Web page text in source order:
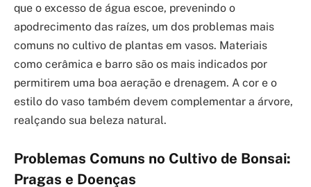
que o excesso de água escoe, prevenindo o
apodrecimento das raízes, um dos problemas mais
comuns no cultivo de plantas em vasos. Materiais
como cerâmica e barro são os mais indicados por
permitirem uma boa aeração e drenagem. A cor e o
estilo do vaso também devem complementar a árvore,
realçando sua beleza natural.
Problemas Comuns no Cultivo de Bonsai:
Pragas e Doenças